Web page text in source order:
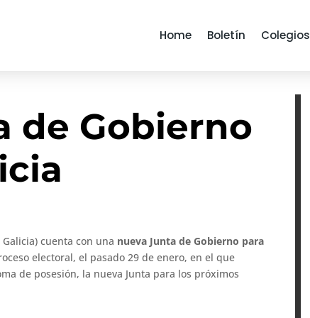
Home Boletín Colegios
de Gobierno
Galicia) cuenta con una nueva Junta de Gobierno para
electoral, el pasado 29 de enero, en el que
de posesión, la nueva Junta para los próximos